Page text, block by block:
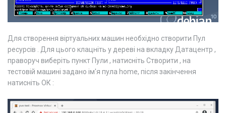
Для створення віртуальних машин необхідно створити Пул
ресурсів . Для цього клацніть у дереві на вкладку Датацентр ,
праворуч виберіть пункт Пули , натисніть Створити , на
тестовій машині задано ім'я пула home, після закінчення
натисніть ОК :